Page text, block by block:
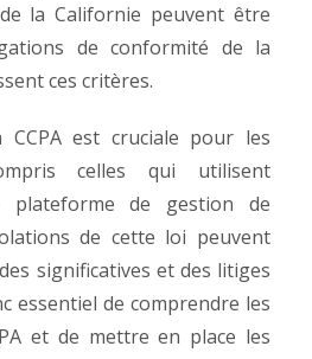
la Californie peuvent être
de conformité de la
ces critères.
est cruciale pour les
celles qui utilisent
plateforme de gestion de
de cette loi peuvent
significatives et des litiges
essentiel de comprendre les
et de mettre en place les